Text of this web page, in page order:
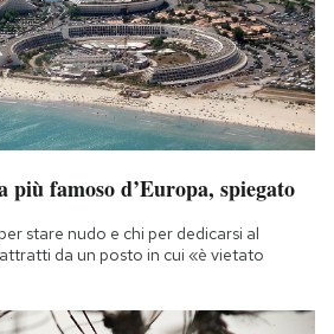
famoso d’Europa, spiegato
stare nudo e chi per dedicarsi al
da un posto in cui «è vietato